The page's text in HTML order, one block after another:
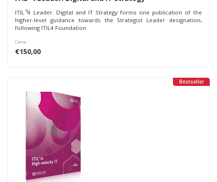
ITIL ®4 Leader: Digital and IT Strategy forms one publication of the
higher-level guidance towards the Strategist Leader designation,
following ITIL4 Foundation.
Cena
€150,00
Bestseller